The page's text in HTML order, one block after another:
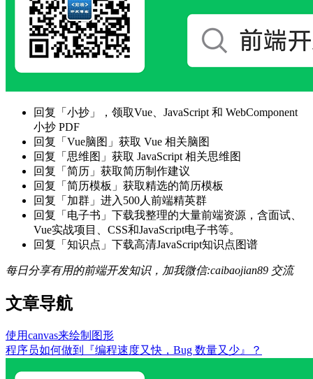
回复「小抄」，领取Vue、JavaScript 和 WebComponent
小抄 PDF
回复「Vue脑图」获取 Vue 相关脑图
回复「思维图」获取 JavaScript 相关思维图
回复「简历」获取简历制作建议
回复「简历模板」获取精选的简历模板
回复「加群」进入500人前端精英群
回复「电子书」下载我整理的大量前端资源，含面试、
Vue实战项目、CSS和JavaScript电子书等。
回复「知识点」下载高清JavaScript知识点图谱
每日分享有用的前端开发知识，加我微信:caibaojian89 交流
文章导航
使用canvas来绘制图形
程序员如何做到『编程速度又快，Bug 数量又少』？